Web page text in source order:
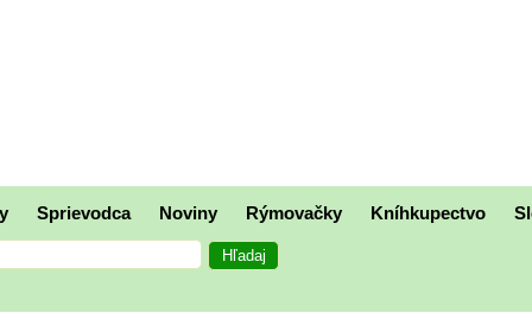
Sprievodca Noviny Rýmovačky Kníhkupectvo